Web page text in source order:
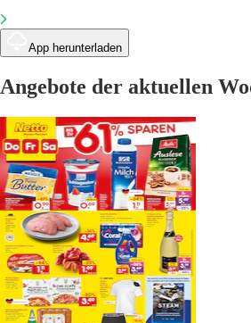
App herunterladen
Angebote der aktuellen